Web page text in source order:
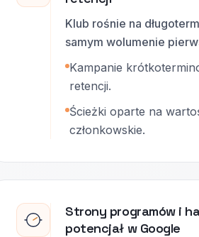
Klub rośnie na
samym wolumenie
Kampanie
retencji.
Ścieżki oparte na
członkowskie.
Strony programów i
potencjał w Google